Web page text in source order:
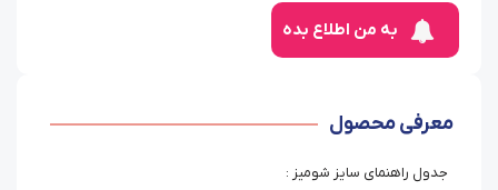
به من اطلاع بده
معرفی محصول
جدول راهنمای سایز شومیز :